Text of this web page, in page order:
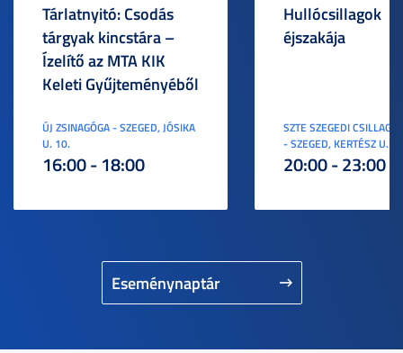
Eseménynaptár
Tárlatnyitó: Csodás
tárgyak kincstára –
Ízelítő az MTA KIK
Keleti Gyűjteményéből
ÚJ ZSINAGÓGA - SZEGED, JÓSIKA
U. 10.
16:00 - 18:00
Hullócsillagok
éjszakája
SZTE SZEGEDI
- SZEGED, KERTÉSZ U. 3.
20:00 - 23:00